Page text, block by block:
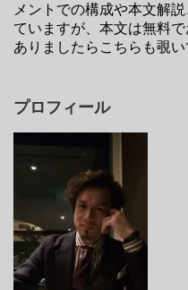
メントでの構成や本文解
ていますが、本文は無料
ありましたらこちらも覗
プロフィール